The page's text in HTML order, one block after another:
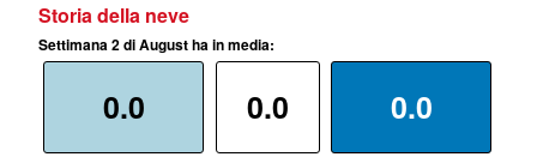
Storia della neve
Settimana 2 di August ha in media:
0.0 0.0 0.0